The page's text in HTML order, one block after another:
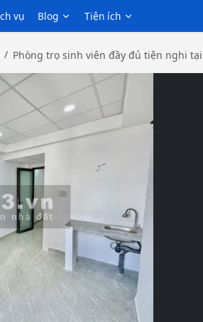
vụ Blog Tiện ích
Phòng trọ sinh viên đầy đủ tiện nghi tại